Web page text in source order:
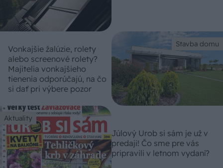
Stavba domu
Vonkajšie žalúzie, rolety
alebo screenové rolety?
Majitelia vonkajšieho
tienenia odporúčajú, na čo
si dať pri výbere pozor
Aktuality
Júlový Urob si sám je už v
predaji! Čo sme pre vás
pripravili v letnom vydaní?